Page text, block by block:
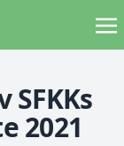
2021